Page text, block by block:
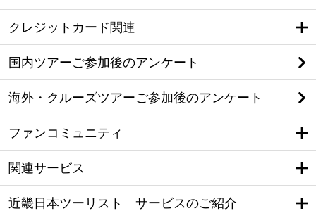
クレジットカード関連
国内ツアーご参加後のアンケート
海外・クルーズツアーご参加後のアンケート
ファンコミュニティ
関連サービス
近畿日本ツーリスト サービスのご紹介